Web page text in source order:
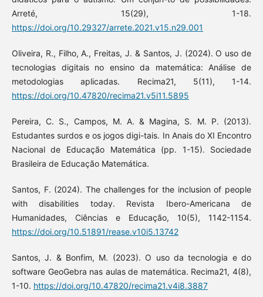
Arreté, 15(29), 1-18.
https://doi.org/10.29327/arrete.2021.v15.n29.001
Oliveira, R., Filho, A., Freitas, J. & Santos, J. (2024). O uso de
tecnologias digitais no ensino da matemática: Análise de
metodologias aplicadas. Recima21, 5(11), 1-14.
https://doi.org/10.47820/recima21.v5i11.5895
Pereira, C. S., Campos, M. A. & Magina, S. M. P. (2013).
Estudantes surdos e os jogos digi-tais. In Anais do XI Encontro
Nacional de Educação Matemática (pp. 1-15). Sociedade
Brasileira de Educação Matemática.
Santos, F. (2024). The challenges for the inclusion of people
with disabilities today. Revista Ibero-Americana de
Humanidades, Ciências e Educação, 10(5), 1142-1154.
https://doi.org/10.51891/rease.v10i5.13742
Santos, J. & Bonfim, M. (2023). O uso da tecnologia e do
software GeoGebra nas aulas de matemática. Recima21, 4(8),
1-10. https://doi.org/10.47820/recima21.v4i8.3887